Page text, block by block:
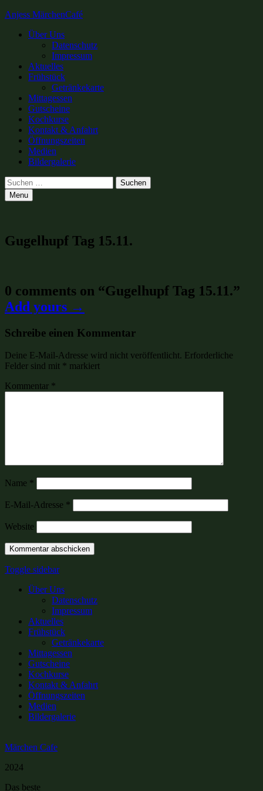
Anjess MärchenCafé
Primary
Über Uns
Datenschutz
Impressum
Aktuelles
Frühstück
Getränkekarte
Mittagessen
Gutscheine
Kochkurse
Kontakt & Anfahrt
Öffnungszeiten
Medien
Bildergalerie
Search
Suchen
nach:
Menu
Gugelhupf Tag 15.11.
0 comments on “Gugelhupf Tag 15.11.”
Add yours →
Schreibe einen Kommentar
Deine E-Mail-Adresse wird nicht veröffentlicht. Erforderliche
Felder sind mit * markiert
Kommentar *
Name *
E-Mail-Adresse *
Website
Sidebar
Toggle sidebar
Über Uns
Datenschutz
Impressum
Aktuelles
Frühstück
Getränkekarte
Mittagessen
Gutscheine
Kochkurse
Kontakt & Anfahrt
Öffnungszeiten
Medien
Bildergalerie
Märchen Cafe
2024
Das beste